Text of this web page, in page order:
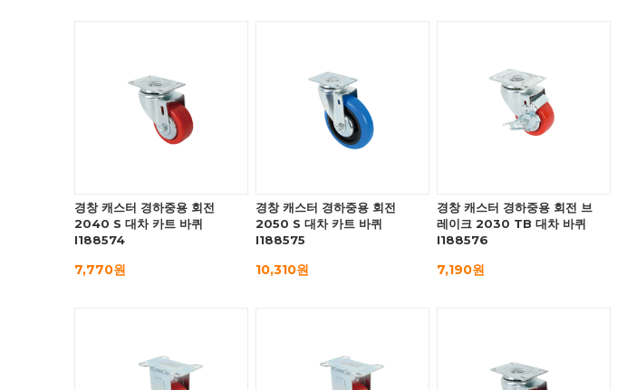
경창 캐스터 경하중용 회전
2040 S 대차 카트 바퀴
I188574
7,770원
경창 캐스터 경하중용 회전
2050 S 대차 카트 바퀴
I188575
10,310원
경창 캐스터 경하중용 회전 브
레이크 2030 TB 대차 바퀴
I188576
7,190원